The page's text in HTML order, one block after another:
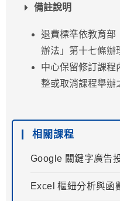
備註說明
退費標準依教育部
辦法」第十七條辦
中心保留修訂課程
整或取消課程舉辦
相關課程
Google 關鍵字廣告
Excel 樞紐分析與函